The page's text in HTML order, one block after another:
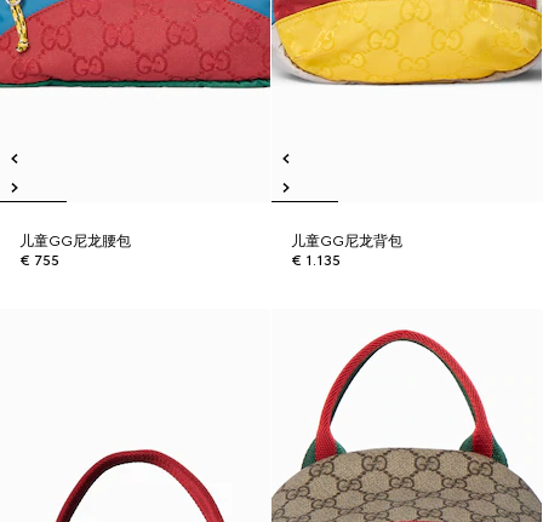
儿童GG尼龙腰包
€ 755
儿童GG尼龙背包
€ 1.135